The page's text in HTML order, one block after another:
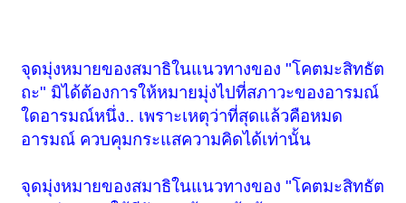
จุดมุ่งหมายของสมาธิในแนวทางของ "โคตมะสิทธัต
ถะ" มิได้ต้องการให้หมายมุ่งไปที่สภาวะของอารมณ์
ใดอารมณ์หนึ่ง.. เพราะเหตุว่าที่สุดแล้วคือหมด
อารมณ์ ควบคุมกระแสความคิดได้เท่านั้น
จุดมุ่งหมายของสมาธิในแนวทางของ "โคตมะสิทธัต